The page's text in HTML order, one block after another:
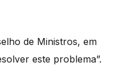
de Ministros, em
este problema”.